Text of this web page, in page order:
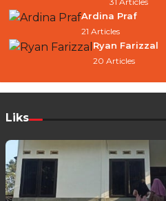
Ardina Praf
21 Articles
Ryan Farizzal
20 Articles
Liks